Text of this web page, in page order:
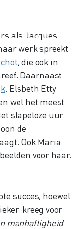
als Jacques
werk spreekt
, die ook in
Daarnaast
. Elsbeth Etty
wel het meest
slapeloze uur
de
Ook Maria
voor haar.
succes, hoewel
kreeg voor
manhaftigheid